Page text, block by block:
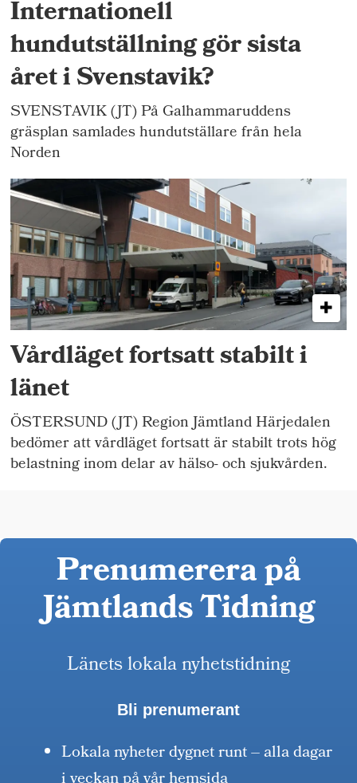
Internationell
hundutställning gör sista
året i Svenstavik?
SVENSTAVIK (JT) På Galhammaruddens
gräsplan samlades hundutställare från hela
Norden
Vårdläget fortsatt stabilt i
länet
ÖSTERSUND (JT) Region Jämtland Härjedalen
bedömer att vårdläget fortsatt är stabilt trots hög
belastning inom delar av hälso- och sjukvården.
Prenumerera på
Jämtlands Tidning
Länets lokala nyhetstidning
Bli prenumerant
Lokala nyheter dygnet runt – alla dagar